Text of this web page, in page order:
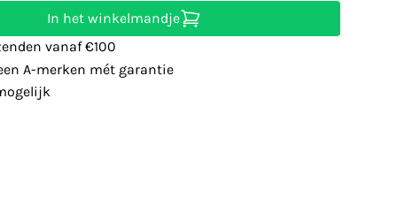
In het winkelmandje
vanaf €100
A-merken mét garantie